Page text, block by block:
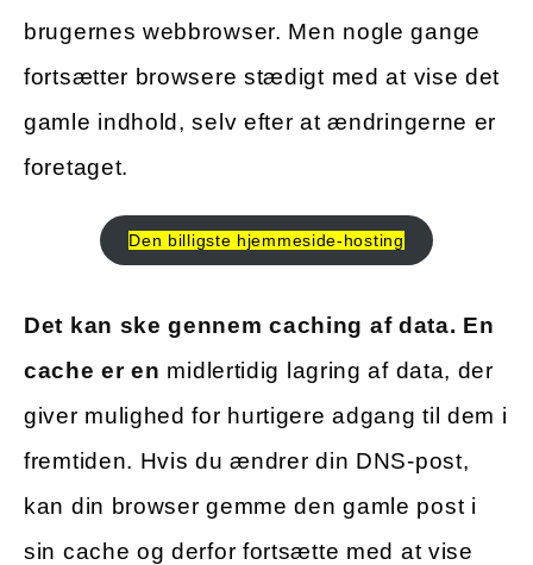
brugernes webbrowser. Men nogle gange
fortsætter browsere stædigt med at vise det
gamle indhold, selv efter at ændringerne er
foretaget.
Den billigste hjemmeside-hosting
Det kan ske gennem caching af data. En
cache er en midlertidig lagring af data, der
giver mulighed for hurtigere adgang til dem i
fremtiden. Hvis du ændrer din DNS-post,
kan din browser gemme den gamle post i
sin cache og derfor fortsætte med at vise